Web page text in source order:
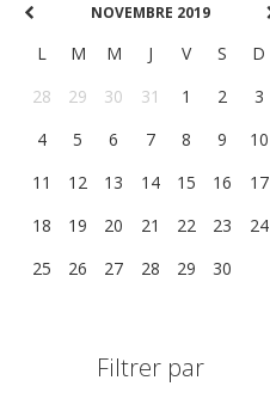
NOVEMBRE 2019
L M M J V S
D
28
29 30 31 1 2
3
4
5 6 7 8 9
10
11
12 13 14 15 16
17
18
19 20 21 22 23
24
25
26 27 28 29 30
Filtrer par